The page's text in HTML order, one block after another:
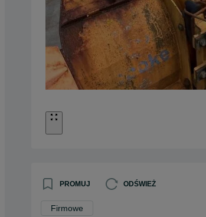
PROMUJ ODŚWIEŻ
Firmowe